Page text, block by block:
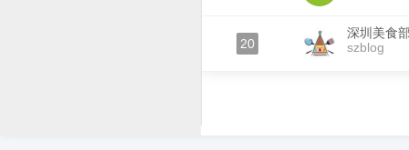
20
深圳美食
szblog